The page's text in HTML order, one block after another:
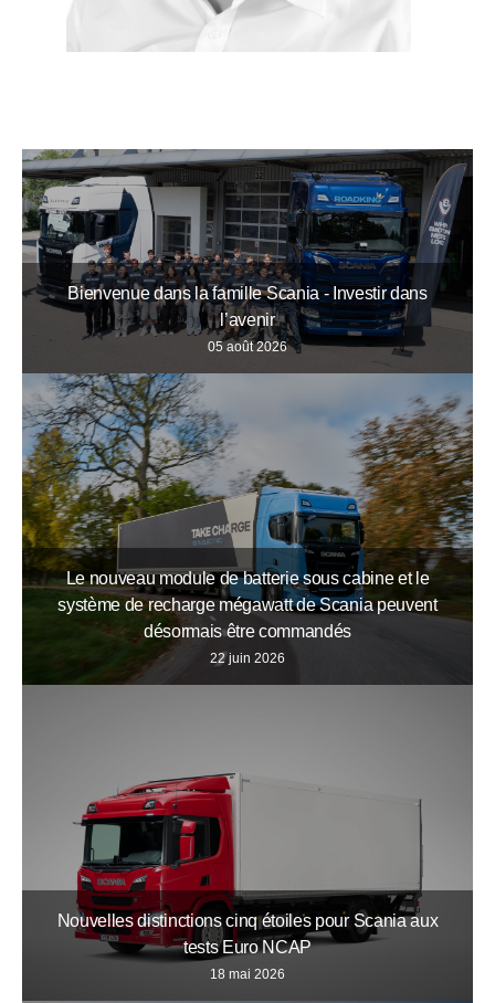
Bienvenue dans la famille Scania - Investir dans
l’avenir
05 août 2026
Le nouveau module de batterie sous cabine et le
système de recharge mégawatt de Scania peuvent
désormais être commandés
22 juin 2026
Nouvelles distinctions cinq étoiles pour Scania aux
tests Euro NCAP
18 mai 2026